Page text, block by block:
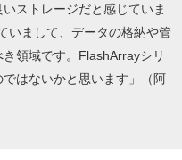
ストレージだと感じていま
いまして、データの格納や管
領域です。FlashArrayシリ
はないかと思います」（阿